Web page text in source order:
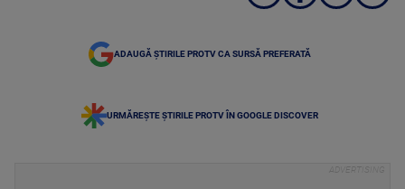
ADAUGĂ ȘTIRILE PROTV CA SURSĂ PREFERATĂ
URMĂREȘTE ȘTIRILE PROTV ÎN GOOGLE DISCOVER